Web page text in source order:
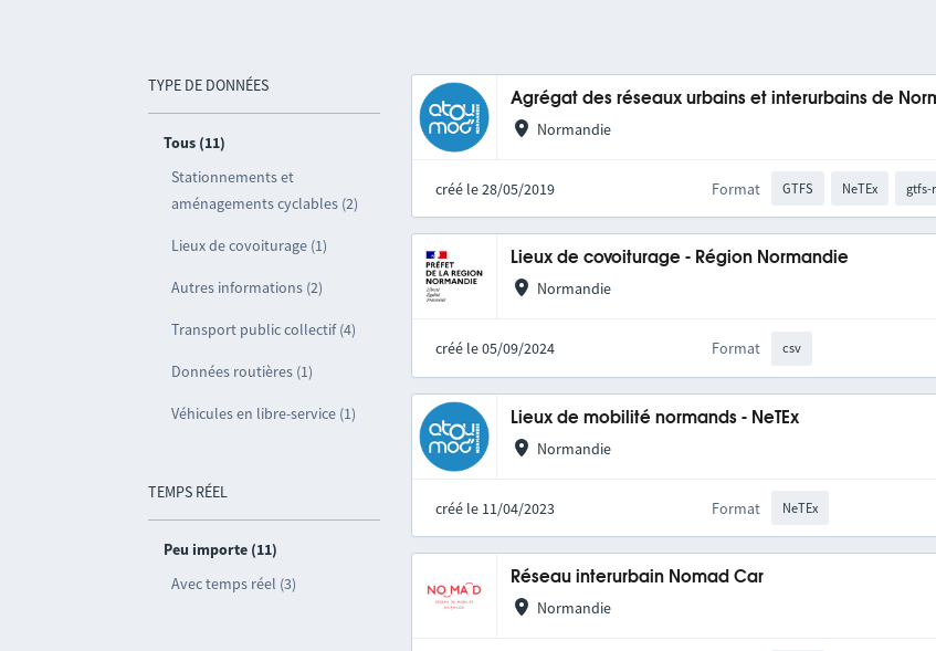
TYPE DE DONNÉES
Tous (11)
Stationnements et
aménagements cyclables (2)
Lieux de covoiturage (1)
Autres informations (2)
Transport public collectif (4)
Données routières (1)
Véhicules en libre-service (1)
TEMPS RÉEL
Peu importe (11)
Avec temps réel (3)
Agrégat des réseaux urbains et interurbains de
Normandie
créé le 28/05/2019 Format GTFS NeTEx gtfs-
Lieux de covoiturage - Région Normandie
Normandie
créé le 05/09/2024 Format csv
Lieux de mobilité normands - NeTEx
Normandie
créé le 11/04/2023 Format NeTEx
Réseau interurbain Nomad Car
Normandie